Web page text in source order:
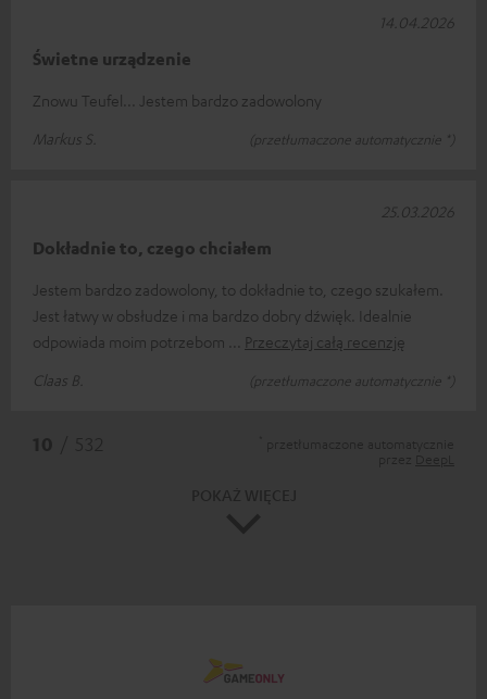
Świetne urządzenie
Znowu Teufel... Jestem bardzo zadowolony
Markus S.
(przetłumaczone automatycznie *)
14.04.2026
Dokładnie to, czego chciałem
Jestem bardzo zadowolony, to dokładnie to, czego szukałem.
Jest łatwy w obsłudze i ma bardzo dobry dźwięk. Idealnie
odpowiada moim potrzebom
Przeczytaj całą recenzję
Claas B.
(przetłumaczone automatycznie *)
25.03.2026